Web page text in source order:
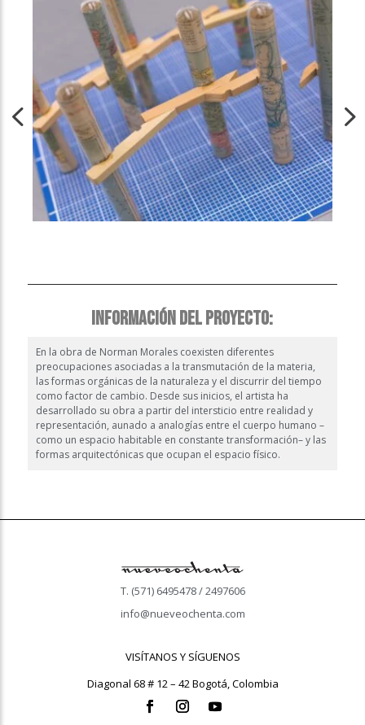
INFORMACIÓN DEL PROYECTO:
En la obra de Norman Morales coexisten diferentes
preocupaciones asociadas a la transmutación de la materia,
las formas orgánicas de la naturaleza y el discurrir del tiempo
como factor de cambio. Desde sus inicios, el artista ha
desarrollado su obra a partir del intersticio entre realidad y
representación, aunado a analogías entre el cuerpo humano –
como un espacio habitable en constante transformación– y las
formas arquitectónicas que ocupan el espacio físico.
T. (571) 6495478 / 2497606
info@nueveochenta.com
VISÍTANOS Y SÍGUENOS
Diagonal 68 # 12 – 42 Bogotá, Colombia